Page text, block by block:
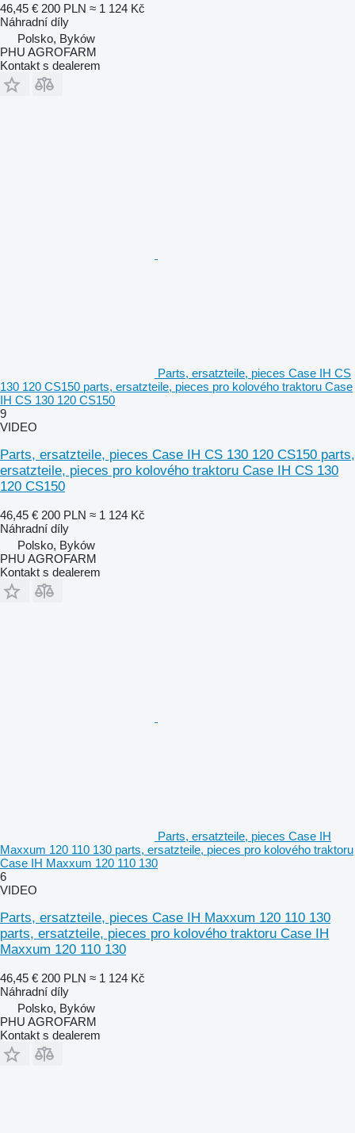
46,45 € 200 PLN ≈ 1 124 Kč
Náhradní díly
Polsko, Byków
PHU AGROFARM
Kontakt s dealerem
Parts, ersatzteile, pieces Case IH CS
130 120 CS150 parts, ersatzteile, pieces pro kolového traktoru Case
IH CS 130 120 CS150
9
VIDEO
Parts, ersatzteile, pieces Case IH CS 130 120 CS150 parts,
ersatzteile, pieces pro kolového traktoru Case IH CS 130
120 CS150
46,45 € 200 PLN ≈ 1 124 Kč
Náhradní díly
Polsko, Byków
PHU AGROFARM
Kontakt s dealerem
Parts, ersatzteile, pieces Case IH
Maxxum 120 110 130 parts, ersatzteile, pieces pro kolového traktoru
Case IH Maxxum 120 110 130
6
VIDEO
Parts, ersatzteile, pieces Case IH Maxxum 120 110 130
parts, ersatzteile, pieces pro kolového traktoru Case IH
Maxxum 120 110 130
46,45 € 200 PLN ≈ 1 124 Kč
Náhradní díly
Polsko, Byków
PHU AGROFARM
Kontakt s dealerem